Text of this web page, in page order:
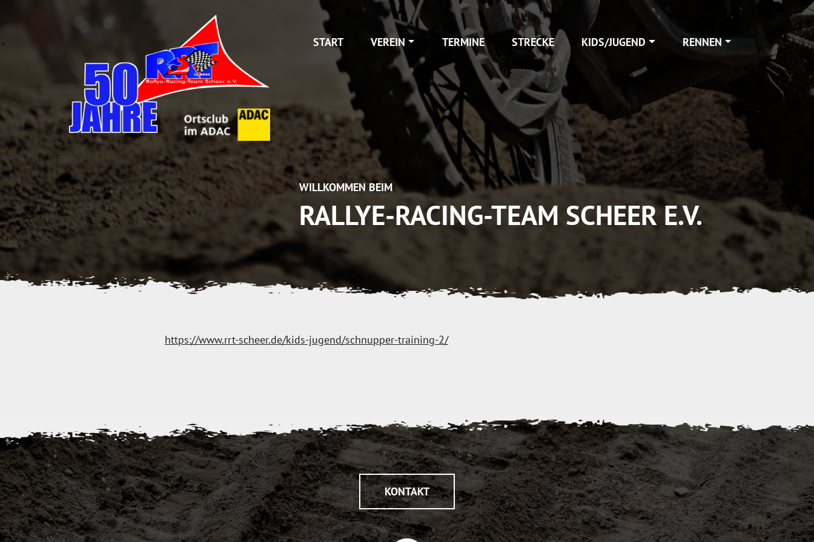
START VEREIN TERMINE STRECKE KIDS/JUGEND RENNEN
WILLKOMMEN BEIM
RALLYE-RACING-TEAM SCHEER E.V.
https://www.rrt-scheer.de/kids-jugend/schnupper-training-2/
KONTAKT